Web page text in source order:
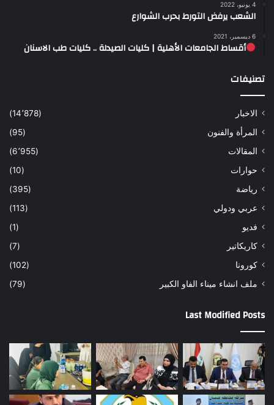
4 يونيو، 2022
الشعب يرفض التورط بحرب الشوارع
6 ديسمبر، 2021
أقساط الجامعات الأهلية | كليات الصيدلة .. كليات طب الاسنان
تصنيفات
الاخبار
(14٬878)
المرأة والفنون
(95)
المقالات
(6٬955)
حوارات
(10)
رياضة
(395)
عربي ودولي
(113)
فديو
(1)
كاريكاتير
(7)
كورونا
(102)
ملف انشاء ميناء الفاو الكبير
(79)
Last Modified Posts